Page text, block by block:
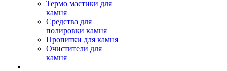
Термо мастики для
камня
Средства для
полировки камня
Пропитки для камня
Очистители для
камня